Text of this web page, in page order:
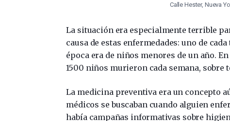
Calle Hester, Nueva
La situación era especialmente terrible
causa de estas enfermedades: uno de
época era de niños menores de un año.
1500 niños murieron cada semana, sobre
La medicina preventiva era un concepto
médicos se buscaban cuando alguien
había campañas informativas sobre